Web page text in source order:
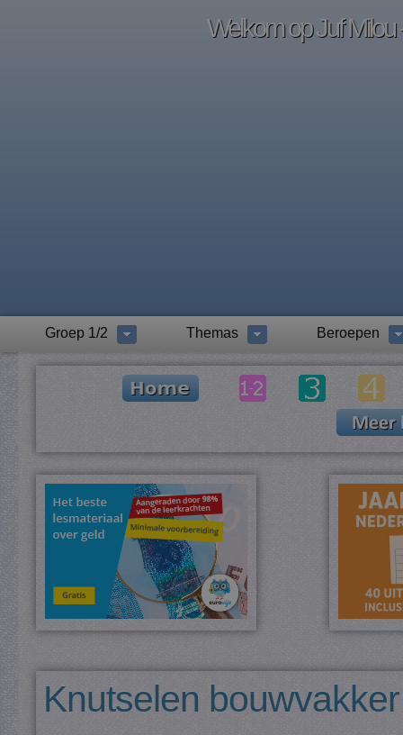
Welkom op Juf Milou
Groep 1/2 Themas Beroepen
Knutselen bouwvakker